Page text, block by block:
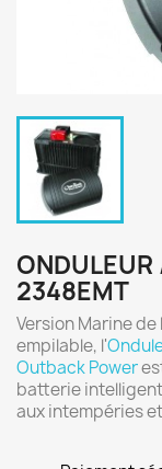
ONDULEUR
2348EMT
Version Marine
empilable, l'
Outback Power
batterie
aux intempéries